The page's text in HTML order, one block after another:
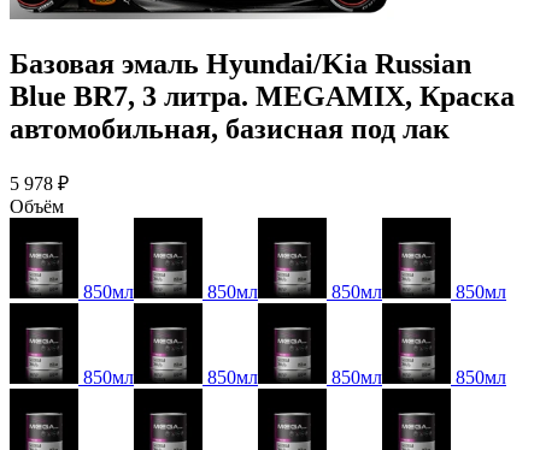
Базовая эмаль Hyundai/Kia Russian
Blue BR7, 3 литра. MEGAMIX, Краска
автомобильная, базисная под лак
5 978 ₽
Объём
850мл 850мл 850мл 850мл
850мл 850мл 850мл 850мл